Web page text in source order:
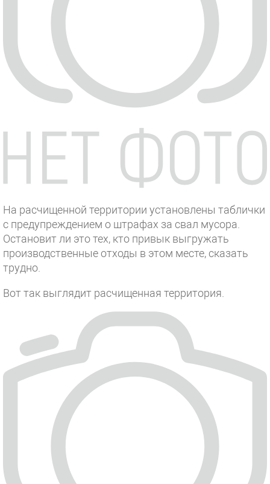
На расчищенной территории установлены таблички
с предупреждением о штрафах за свал мусора.
Остановит ли это тех, кто привык выгружать
производственные отходы в этом месте, сказать
трудно.
Вот так выглядит расчищенная территория.